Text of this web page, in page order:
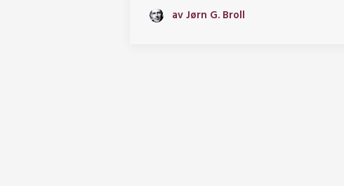
av Jørn G. Broll